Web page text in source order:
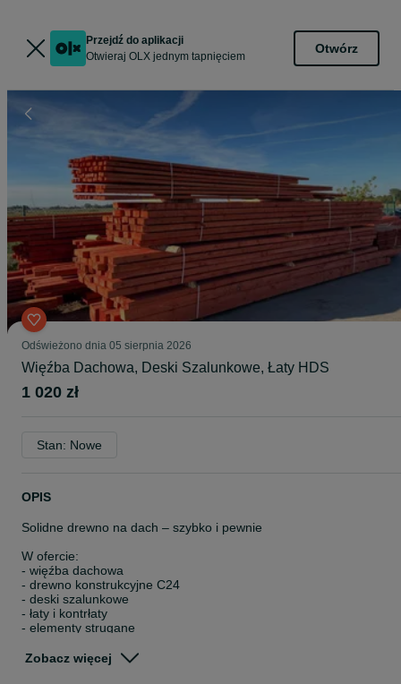
Przejdź do aplikacji
Otwieraj OLX jednym tapnięciem
Otwórz
Odświeżono dnia 05 sierpnia 2026
Więźba Dachowa, Deski Szalunkowe, Łaty HDS
1 020 zł
Stan: Nowe
OPIS
Solidne drewno na dach – szybko i pewnie
W ofercie:
- więźba dachowa
- drewno konstrukcyjne C24
- deski szalunkowe
- łaty i kontrłaty
- elementy strugane
Możliwość strugania, suszenia i impregnacji ciśnieniowej.
Zobacz więcej